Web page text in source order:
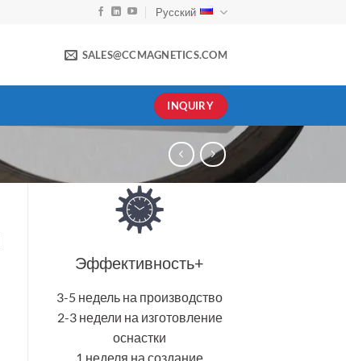
Русский
SALES@CCMAGNETICS.COM
INQUIRY
Эффективность+
3-5 недель на производство
2-3 недели на изготовление
оснастки
1 неделя на создание